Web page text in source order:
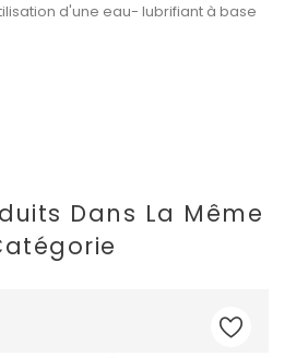
d'une eau- lubrifiant à base
Dans La Même